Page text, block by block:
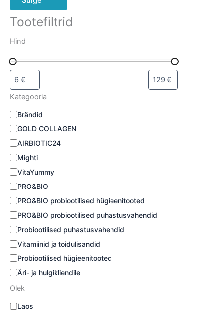
Tootefiltrid
Hind
Kategooria
Brändid
GOLD COLLAGEN
AIRBIOTIC24
Mighti
VitaYummy
PRO&BIO
PRO&BIO probiootilised hügieenitooted
PRO&BIO probiootilised puhastusvahendid
Probiootilised puhastusvahendid
Vitamiinid ja toidulisandid
Probiootilised hügieenitooted
Äri- ja hulgikliendile
Olek
Laos